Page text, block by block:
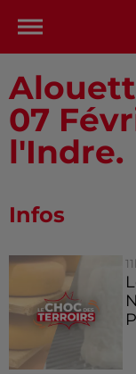
07
l'Indre.
Infos